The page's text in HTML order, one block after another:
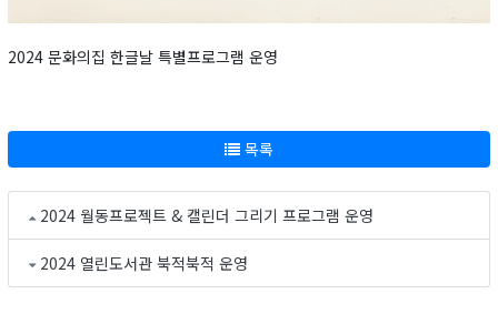
2024 문화의집 한글날 특별프로그램 운영
목록
2024 월동프로젝트 & 캘린더 그리기 프로그램 운영
2024 열린도서관 북적북적 운영